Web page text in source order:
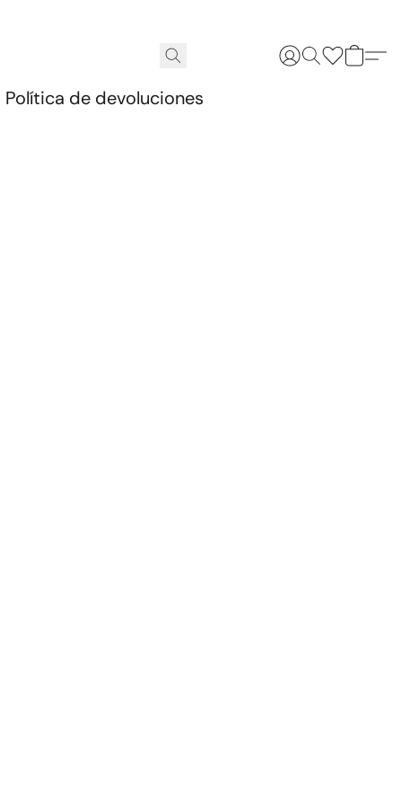
Política de devoluciones